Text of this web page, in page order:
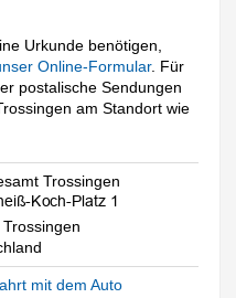
Urkunde benötigen,
Online-Formular. Für
postalische Sendungen
am Standort wie
Trossingen
mit dem Auto